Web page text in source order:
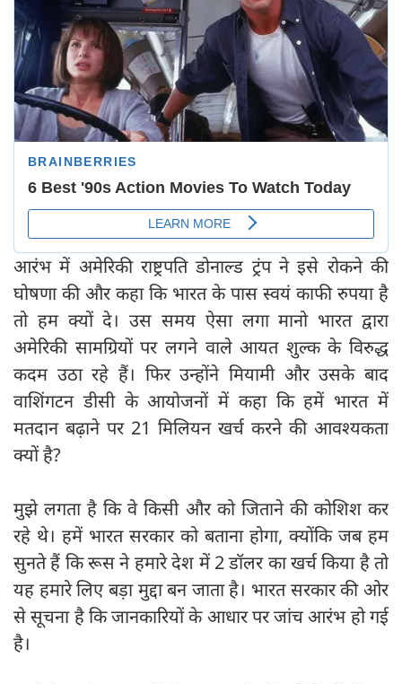
आरंभ में अमेरिकी राष्ट्रपति डोनाल्ड ट्रंप ने इसे रोकने की
घोषणा की और कहा कि भारत के पास स्वयं काफी रुपया है
तो हम क्यों दे। उस समय ऐसा लगा मानो भारत द्वारा
अमेरिकी सामग्रियों पर लगने वाले आयत शुल्क के विरुद्ध
कदम उठा रहे हैं। फिर उन्होंने मियामी और उसके बाद
वाशिंगटन डीसी के आयोजनों में कहा कि हमें भारत में
मतदान बढ़ाने पर 21 मिलियन खर्च करने की आवश्यकता
क्यों है?
मुझे लगता है कि वे किसी और को जिताने की कोशिश कर
रहे थे। हमें भारत सरकार को बताना होगा, क्योंकि जब हम
सुनते हैं कि रूस ने हमारे देश में 2 डॉलर का खर्च किया है तो
यह हमारे लिए बड़ा मुद्दा बन जाता है। भारत सरकार की ओर
से सूचना है कि जानकारियों के आधार पर जांच आरंभ हो गई
है।